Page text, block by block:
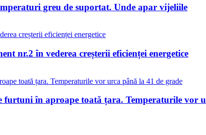
greu de suportat. Unde apar vijeliile
nr.2 în vederea creșterii eficienței energetice
furtuni în aproape toată țara. Temperaturile vor